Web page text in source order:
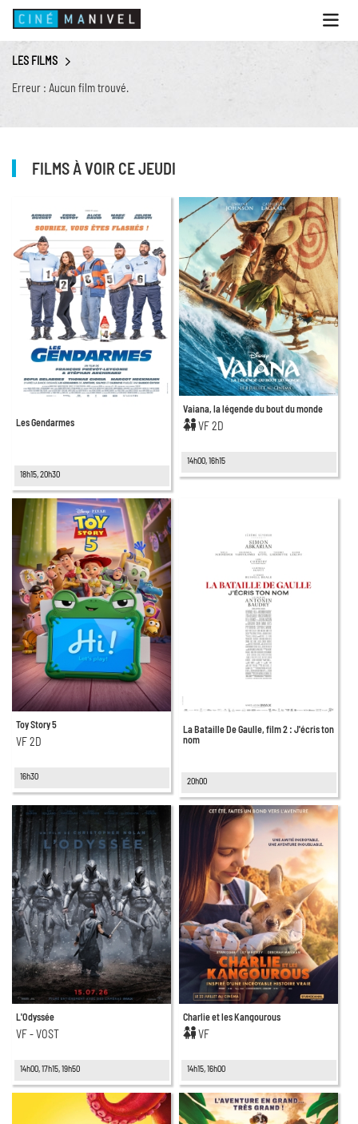
le
menu
ACCUEIL
PROGRAMME
ANIMATIONS
CINÉ CAFÉ | RESTAURANT
INFOS PRATIQUES
LES FILMS
Erreur : Aucun film trouvé.
FILMS À VOIR CE JEUDI
Les Gendarmes
18h15, 20h30
Vaiana, la légende du bout du monde
VF 2D
14h00, 16h15
Toy Story 5
VF 2D
16h30
La Bataille De Gaulle, film 2 : J'écris ton
nom
20h00
L'Odyssée
VF - VOST
14h00, 17h15, 19h50
Charlie et les Kangourous
VF
14h15, 16h00